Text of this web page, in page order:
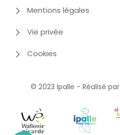
Mentions légales
Vie privée
Cookies
© 2023 Ipalle - Réalisé par